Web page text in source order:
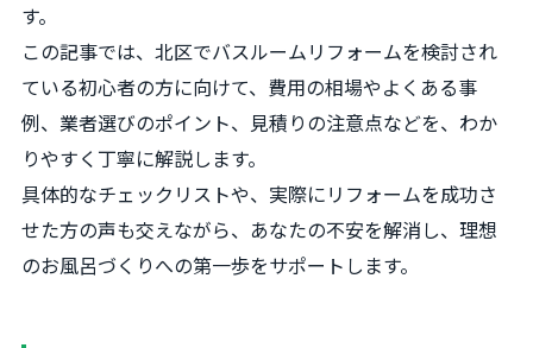
す。
この記事では、北区でバスルームリフォームを検討され
ている初心者の方に向けて、費用の相場やよくある事
例、業者選びのポイント、見積りの注意点などを、わか
りやすく丁寧に解説します。
具体的なチェックリストや、実際にリフォームを成功さ
せた方の声も交えながら、あなたの不安を解消し、理想
のお風呂づくりへの第一歩をサポートします。